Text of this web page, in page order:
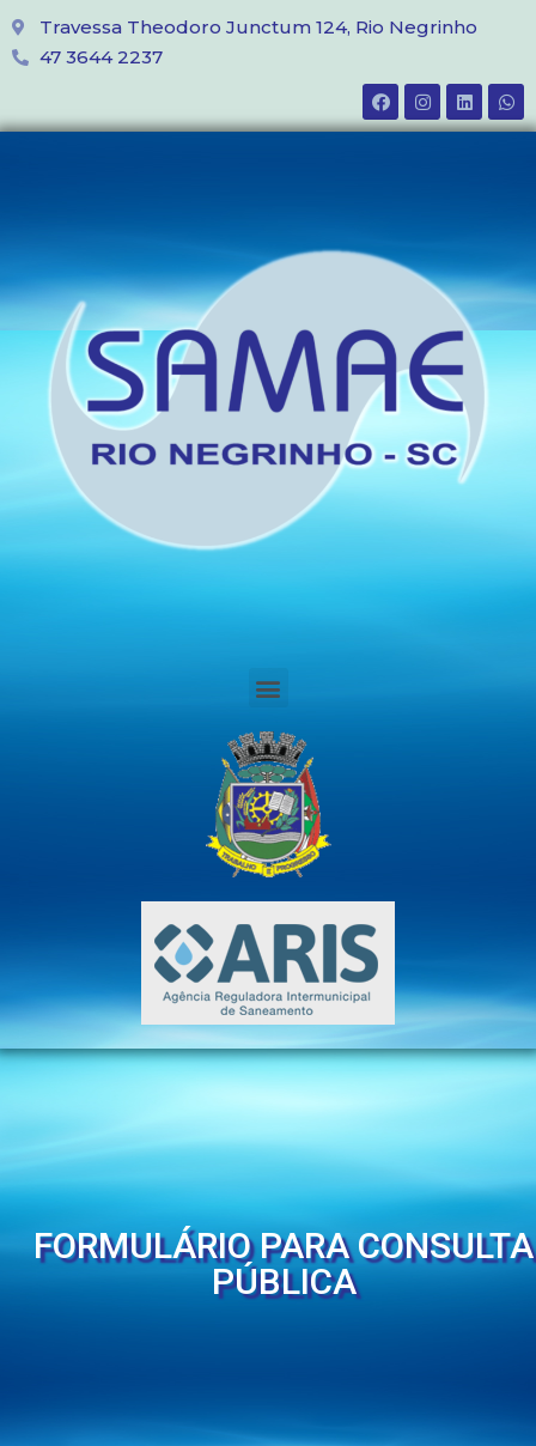
Travessa Theodoro Junctum 124, Rio Negrinho
47 3644 2237
FORMULÁRIO PARA CONSULTA
PÚBLICA